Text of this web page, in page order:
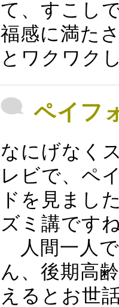
て、すこし
福感に満た
とワクワ
ペイフ
なにげなく
レビで、ペ
ドを見まし
ズミ講です
人間一人
ん、後期高
えるとお世